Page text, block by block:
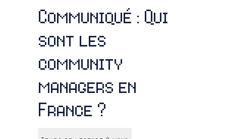
Communiqué : Qui
sont les
community
managers en
France ?